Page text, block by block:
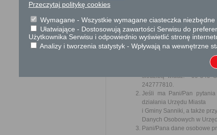
KLAUZULA INFORMACYJNA
W związku z realizacją
ochrony osób fizycznych w
uchylenia dyrektywy 95/46/WE
danych osobowych oraz o
Administratorem Pani/
siedzibą władz: 09-540
242777810.
Jeśli ma Pani/Pan
działania Urzędu Miasta
i Gminy Sanniki, a także
Danych Osobowych w
Pani/Pana dane osobowe
Przeczytaj politykę cookies
Wymagane - Wszystkie wymagane ciasteczka
Ułatwiające - Dostosowują zawartości Serwisu do
Użytkownika Serwisu i odpowiednio wyświetlić stronę
Analizy i tworzenia statystyk - Wpływają na wewnętrzne